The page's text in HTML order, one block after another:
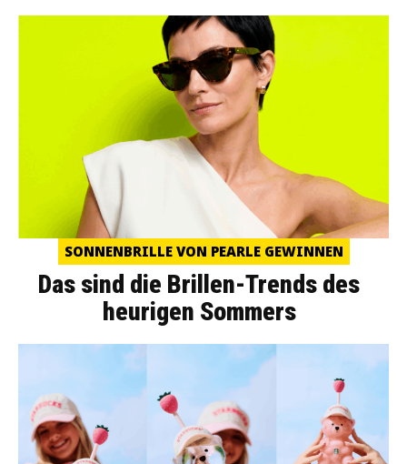
SONNENBRILLE VON PEARLE GEWINNEN
Das sind die Brillen-Trends des
heurigen Sommers